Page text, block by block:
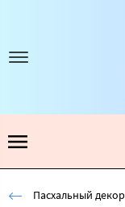
Пасхальный декор